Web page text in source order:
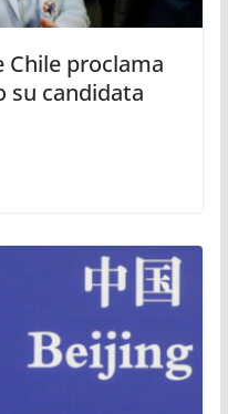
Chile proclama
su candidata